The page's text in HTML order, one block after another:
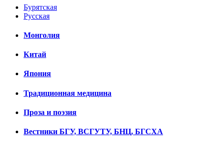
Бурятская
Русская
Монголия
Китай
Япония
Традиционная медицина
Проза и поэзия
Вестники БГУ, ВСГУТУ, БНЦ, БГСХА